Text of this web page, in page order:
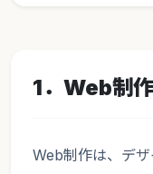
1．Web制
Web制作は、デ